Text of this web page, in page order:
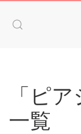
「ピ
一覧